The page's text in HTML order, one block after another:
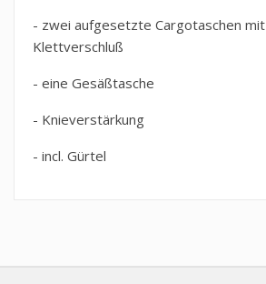
- zwei aufgesetzte Cargotaschen
Klettverschluß
- eine Gesäßtasche
- Knieverstärkung
- incl. Gürtel